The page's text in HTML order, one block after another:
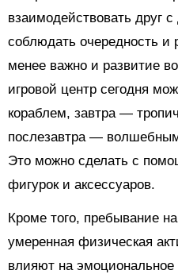
взаимодействовать друг
соблюдать очередность и
менее важно и развитие
игровой центр сегодня
кораблем, завтра —
послезавтра —
Это можно сделать с
фигурок и аксессуаров.
Кроме того, пребывание
умеренная физическая
влияют на эмоциональное